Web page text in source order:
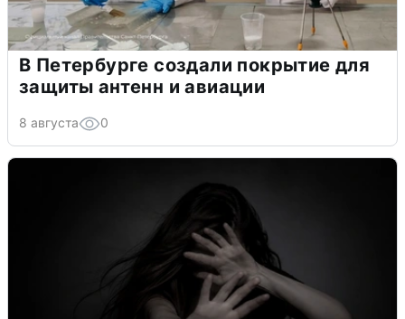
В Петербурге создали покрытие для
защиты антенн и авиации
8 августа 0